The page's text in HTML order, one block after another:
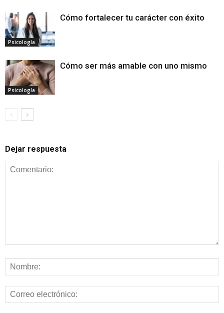
Psicología
Cómo fortalecer tu carácter con éxito
Psicología
Cómo ser más amable con uno mismo
Dejar respuesta